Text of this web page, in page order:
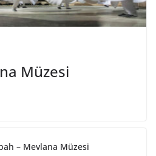
Müzesi
– Mevlana Müzesi